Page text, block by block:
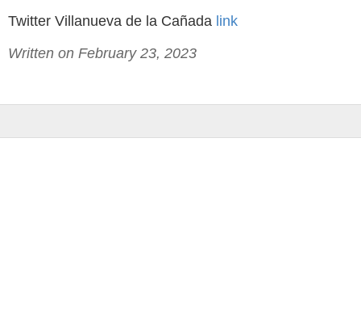
Twitter Villanueva de la Cañada link
Written on February 23, 2023